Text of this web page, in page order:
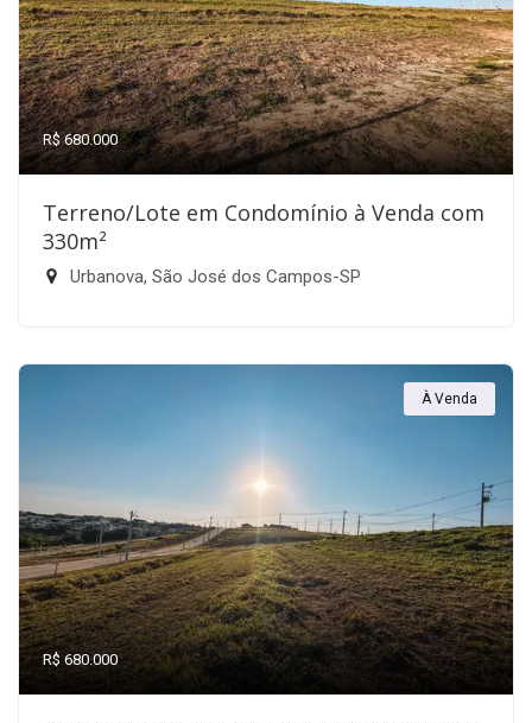
R$ 680.000
Terreno/Lote em Condomínio à Venda com
330m²
Urbanova, São José dos Campos-SP
À Venda
R$ 680.000